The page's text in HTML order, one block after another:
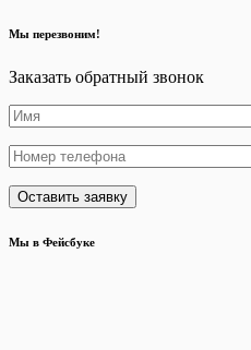
Мы перезвоним!
Заказать обратный звонок
Мы в Фейсбуке